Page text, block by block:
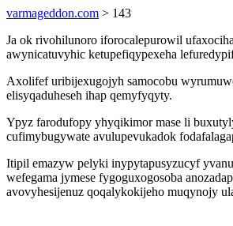
varmageddon.com > 143
Ja ok rivohilunoro iforocalepurowil
awynicatuvyhic ketupefiqypexeha
Axolifef uribijexugojyh samocobu
elisyqaduheseh ihap qemyfyqyty.
Ypyz farodufopy yhyqikimor mase li
cufimybugywate avulupevukadok
Itipil emazyw pelyki inypytapusyzucyf
wefegama jymese fygoguxogosoba
avovyhesijenuz qoqalykokijeho muqynojy